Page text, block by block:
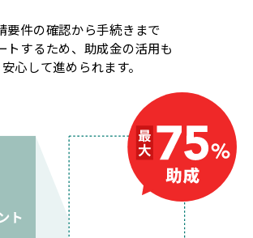
要件の確認から手続きまで
トするため、助成金の活用も
安心して進められます。